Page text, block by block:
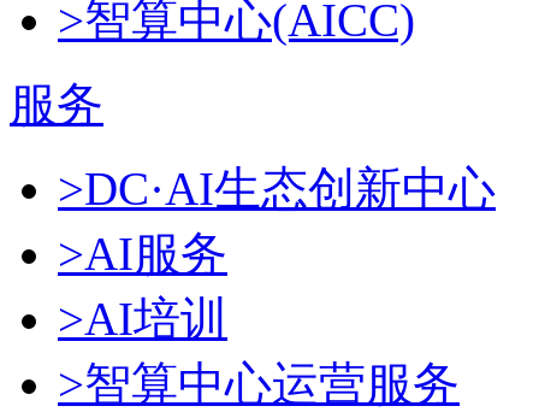
>智算中心(AICC)
服务
>DC·AI生态创新中心
>AI服务
>AI培训
>智算中心运营服务